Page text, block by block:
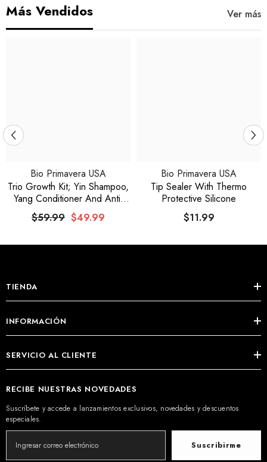
Más Vendidos Ver más
Bio Primavera USA
Trio Growth Kit; Yin Shampoo,
Yang Conditioner And Anti-
Hair Loss Lotion
$59.99 $49.99
Bio Primavera USA
Tip Sealer With Thermo
Protective Silicone
$11.99
TIENDA
INFORMACIÓN
SERVICIO AL CLIENTE
RECIBE NUESTRAS NOVEDADES
Suscríbete y accede a lanzamientos exclusivos, novedades y descuentos
especiales.
Suscribirme